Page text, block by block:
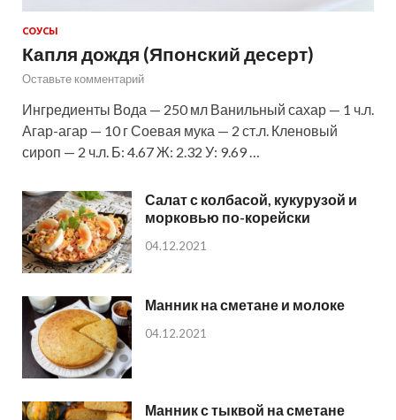
СОУСЫ
Капля дождя (Японский десерт)
Оставьте комментарий
Ингредиенты Вода — 250 мл Ванильный сахар — 1 ч.л.
Агар-агар — 10 г Соевая мука — 2 ст.л. Кленовый
сироп — 2 ч.л. Б: 4.67 Ж: 2.32 У: 9.69 …
Салат с колбасой, кукурузой и
морковью по-корейски
04.12.2021
Манник на сметане и молоке
04.12.2021
Манник с тыквой на сметане